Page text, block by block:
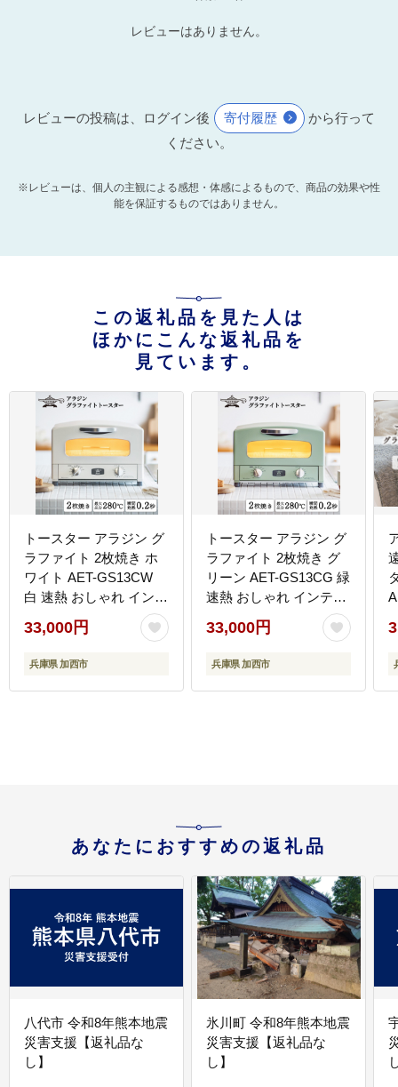
レビューはありません。
レビューの投稿は、ログイン後 寄付履歴
から行って
ください。
※レビューは、個人の主観による感想・体感によるもので、商品の効果や性
能を保証するものではありません。
この返礼品を見た人は
ほかにこんな返礼品を
見ています。
トースター アラジン グ
ラファイト 2枚焼き ホ
ワイト AET-GS13CW
白 速熱 おしゃれ インテ
リア キッチン 家電 兵庫
加西市 お掃除 お手入れ
楽々 朝食 食パン グラフ
ン焼き タイマー付き 温
33,000円
兵庫県 加西市
トースター アラジン グ
ラファイト 2枚焼き グ
リーン AET-GS13CG 緑
速熱 おしゃれ インテリ
ア キッチン 家電 兵庫
加西市 朝食 食パン グラ
ファイトヒーター 速暖
温め サクサク カリカリ
33,000円
兵庫県 加西市
あなたにおすすめの返礼品
八代市 令和8年熊本地震
災害支援【返礼品な
し】
氷川町 令和8年熊本地震
災害支援【返礼品な
し】